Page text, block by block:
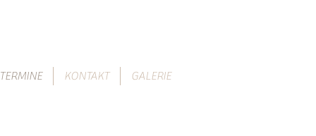
TERMINE KONTAKT GALERIE